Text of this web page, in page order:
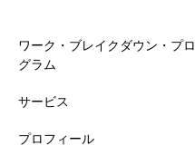
ワーク・ブレイクダウン・プロ
グラム
サービス
プロフィール